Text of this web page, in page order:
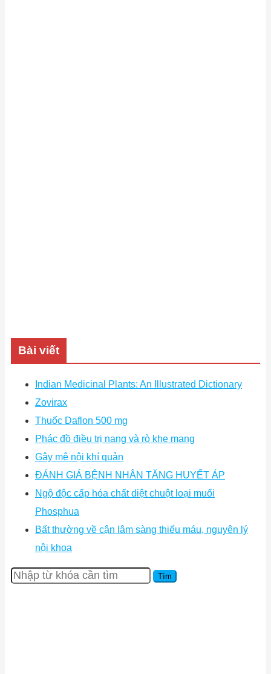
Bài viết
Indian Medicinal Plants: An Illustrated Dictionary
Zovirax
Thuốc Daflon 500 mg
Phác đồ điều trị nang và rò khe mang
Gây mê nội khí quản
ĐÁNH GIÁ BỆNH NHÂN TĂNG HUYẾT ÁP
Ngộ độc cấp hóa chất diệt chuột loại muối
Phosphua
Bất thường về cận lâm sàng thiếu máu, nguyên lý
nội khoa